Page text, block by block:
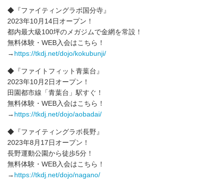
◆『ファイティングラボ国分寺』
2023年10月14日オープン！
都内最大級100坪のメガジムで金網を常設！
無料体験・WEB入会はこちら！
→ https://tkdj.net/dojo/kokubunji/
◆『ファイトフィット青葉台』
2023年10月2日オープン！
田園都市線「青葉台」駅すぐ！
無料体験・WEB入会はこちら！
→ https://tkdj.net/dojo/aobadai/
◆『ファイティングラボ長野』
2023年8月17日オープン！
長野運動公園から徒歩5分！
無料体験・WEB入会はこちら！
→ https://tkdj.net/dojo/nagano/